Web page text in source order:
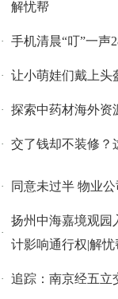
解忧帮
· 手机清晨“叮”一声
· 让小萌娃们戴上头
· 探索中药材海外资
· 交了钱却不装修？
· 同意未过半 物业
·
扬州中海嘉境观园
计影响通行权|解忧
· 追踪：南京经五立